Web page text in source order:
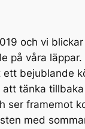
och vi
på våra läppar.
bejublande
tänka
ser framemot
med